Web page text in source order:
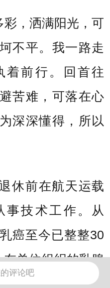
彩，洒满阳光，可
不平。我一路走
着前行。回首往
苦难，可落在心
深深懂得，所以
休前在航天运载
事技术工作。从
癌至今已整整30
单位组织的乳腺
左侧乳腺异常，
评论吧